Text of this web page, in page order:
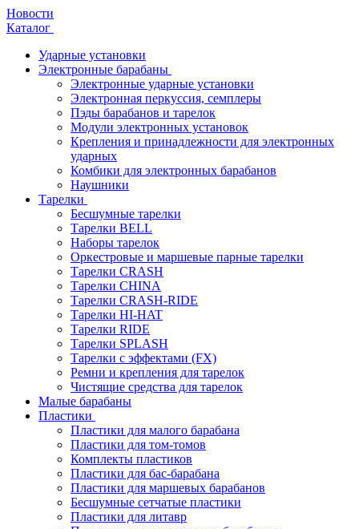
Новости
Каталог
Ударные установки
Электронные барабаны
Электронные ударные установки
Электронная перкуссия, семплеры
Пэды барабанов и тарелок
Модули электронных установок
Крепления и принадлежности для электронных
ударных
Комбики для электронных барабанов
Наушники
Тарелки
Бесшумные тарелки
Тарелки BELL
Наборы тарелок
Оркестровые и маршевые парные тарелки
Тарелки CRASH
Тарелки CHINA
Тарелки CRASH-RIDE
Тарелки HI-HAT
Тарелки RIDE
Тарелки SPLASH
Тарелки с эффектами (FX)
Ремни и крепления для тарелок
Чистящие средства для тарелок
Малые барабаны
Пластики
Пластики для малого барабана
Пластики для том-томов
Комплекты пластиков
Пластики для бас-барабана
Пластики для маршевых барабанов
Бесшумные сетчатые пластики
Пластики для литавр